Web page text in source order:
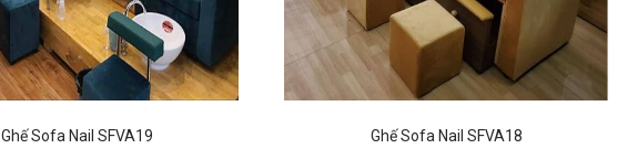
Ghế Sofa Nail SFVA19 Ghế Sofa Nail SFVA18